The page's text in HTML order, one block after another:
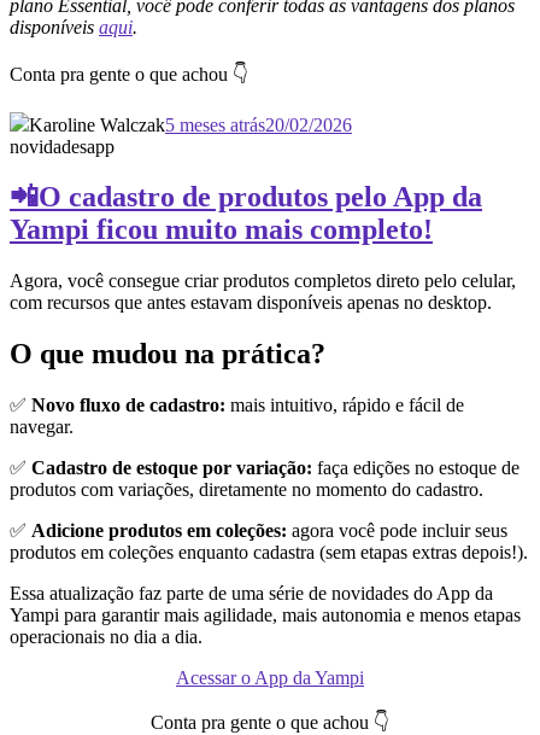
plano Essential, você pode conferir todas as vantagens dos planos
disponíveis aqui.
Conta pra gente o que achou 👇
Karoline Walczak5 meses atrás20/02/2026
novidadesapp
📲O cadastro de produtos pelo App da
Yampi ficou muito mais completo!
Agora, você consegue criar produtos completos direto pelo celular,
com recursos que antes estavam disponíveis apenas no desktop.
O que mudou na prática?
✅ Novo fluxo de cadastro: mais intuitivo, rápido e fácil de
navegar.
✅ Cadastro de estoque por variação: faça edições no estoque de
produtos com variações, diretamente no momento do cadastro.
✅ Adicione produtos em coleções: agora você pode incluir seus
produtos em coleções enquanto cadastra (sem etapas extras depois!).
Essa atualização faz parte de uma série de novidades do App da
Yampi para garantir mais agilidade, mais autonomia e menos etapas
operacionais no dia a dia.
Acessar o App da Yampi
Conta pra gente o que achou 👇